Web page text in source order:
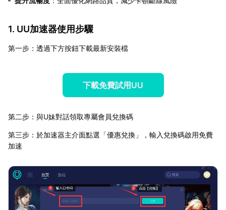
1. UU加速器使用步驟
第一步：透過下方按鈕下載最新安裝檔
下載免費試用UU
第二步：與U妹對話領取專屬會員兌換碼
第三步：於加速器主介面點選「優惠兌換」，輸入兌換碼啟用免費
加速